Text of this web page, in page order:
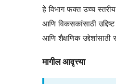
हे विभाग फक्त उच्च स्तरीय
आणि विकसकांसाठी
आणि शैक्षणिक
मागील आवृत्त्या